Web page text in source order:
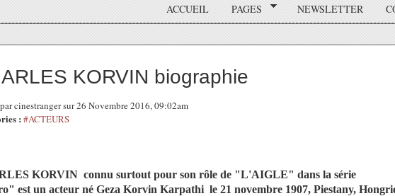
ACCUEIL PAGES NEWSLETTER
KORVIN biographie
cinestranger sur 26 Novembre 2016, 09:02am
: #ACTEURS
KORVIN connu surtout pour son rôle de "L'AIGLE" dans la série
est un acteur né Geza Korvin Karpathi le 21 novembre 1907, Piestany,